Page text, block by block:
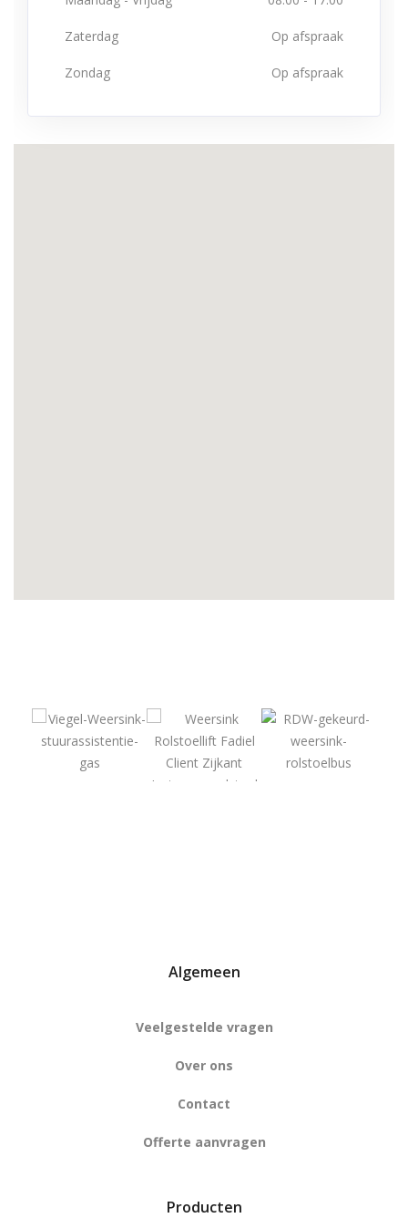
Zaterdag Op afspraak
Zondag Op afspraak
Algemeen
Veelgestelde vragen
Over ons
Contact
Offerte aanvragen
Producten